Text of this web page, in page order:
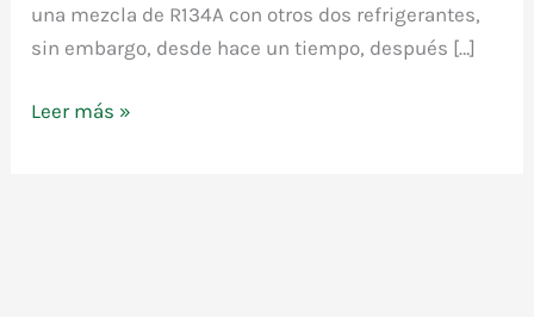
una mezcla de R134A con otros dos refrigerantes,
sin embargo, desde hace un tiempo, después […]
Refrigerante
Leer más »